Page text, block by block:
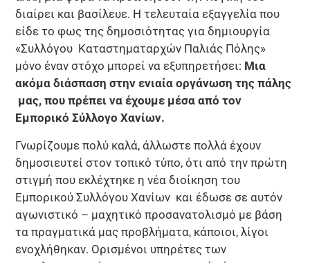
διαίρει και βασίλευε. Η τελευταία εξαγγελία που
είδε το φως της δημοσιότητας για δημιουργία
«Συλλόγου Καταστηματαρχών Παλιάς Πόλης»
μόνο έναν στόχο μπορεί να εξυπηρετήσει: Μια
ακόμα διάσπαση στην ενιαία οργάνωση της πάλης
μας, που πρέπει να έχουμε μέσα από τον
Εμπορικό Σύλλογο Χανίων.
Γνωρίζουμε πολύ καλά, άλλωστε πολλά έχουν
δημοσιευτεί στον τοπικό τύπο, ότι από την πρώτη
στιγμή που εκλέχτηκε η νέα διοίκηση του
Εμπορικού Συλλόγου Χανίων και έδωσε σε αυτόν
αγωνιστικό – μαχητικό προσανατολισμό με βάση
τα πραγματικά μας προβλήματα, κάποιοι, λίγοι
ενοχλήθηκαν. Ορισμένοι υπηρέτες των